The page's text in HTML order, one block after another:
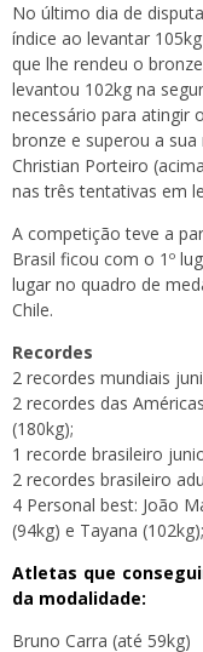
No último dia de
índice ao levantar
que lhe rendeu o
levantou 102kg na
necessário para atingir
bronze e superou a
Christian Porteiro
nas três tentativas em
A competição teve a
Brasil ficou com o 1º
lugar no quadro de
Chile.
Recordes
2 recordes mundiais
2 recordes das
(180kg);
1 recorde brasileiro
2 recordes brasileiro
4 Personal best: João
(94kg) e Tayana (102kg);
Atletas que
da modalidade:
Bruno Carra (até 59kg)